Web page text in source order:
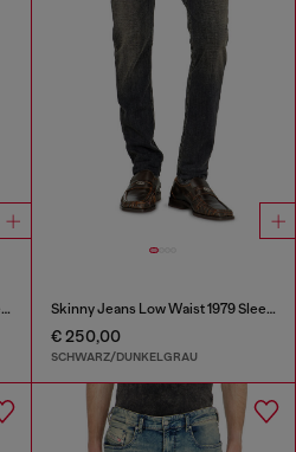
Skinny Jeans Low Waist 1979 Sleenker Skinny Jeans Low Waist 1979 Sleenker
€ 250,00
SCHWARZ/DUNKELGRAU